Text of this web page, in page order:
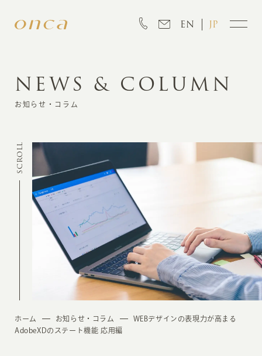
EN JP
INFORMATION
CREATION
MARKETING
NEWS & COLUMN
お知らせ・コラム
SCROLL
ホーム お知らせ・コラム
WEBデザインの表現力が高まる
AdobeXDのステート機能 応用編